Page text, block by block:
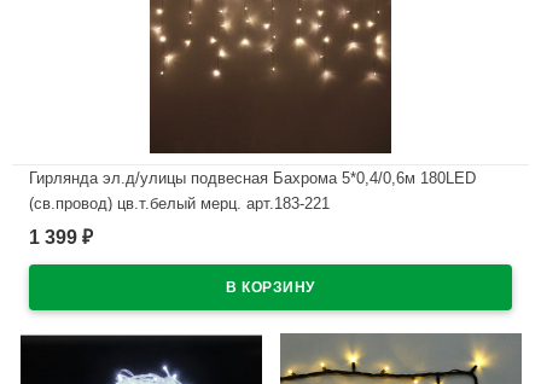
Гирлянда эл.д/улицы подвесная Бахрома 5*0,4/0,6м 180LED
(св.провод) цв.т.белый мерц. арт.183-221
В наличии
1 399 ₽